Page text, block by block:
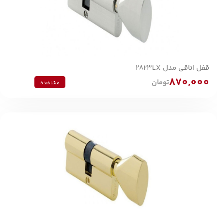
قفل اتاقی مدل 2823LX
870,000تومان مشاهده